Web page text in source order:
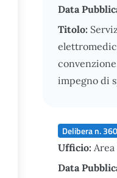
Data
Titolo:
impegno di
Delibera n.
Ufficio:
Data